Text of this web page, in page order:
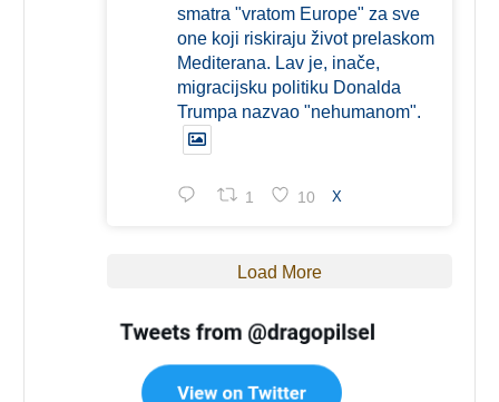
smatra "vratom Europe" za sve
one koji riskiraju život prelaskom
Mediterana. Lav je, inače,
migracijsku politiku Donalda
Trumpa nazvao "nehumanom".
1 10 X
Load More